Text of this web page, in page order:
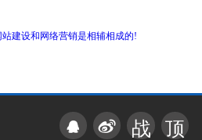
站建设和网络营销是相辅相成的!
战 顶